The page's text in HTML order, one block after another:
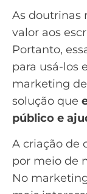
As doutrinas
valor aos
Portanto,
para usá-los
marketing
solução que
público e
A criação de
por meio de
No